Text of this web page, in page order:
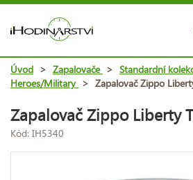
Úvod > Zapalovače > Standardní
Heroes/Military > Zapalovač Zippo
Zapalovač Zippo Liberty
Kód: IH5340